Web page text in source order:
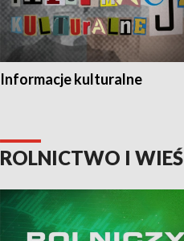
Informacje kulturalne
ROLNICTWO I WIEŚ